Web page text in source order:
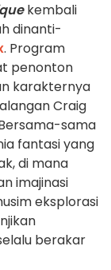
kembali
dinanti-
. Program
penonton
karakternya
Craig
sama
fantasi yang
di mana
imajinasi
eksplorasi
berakar